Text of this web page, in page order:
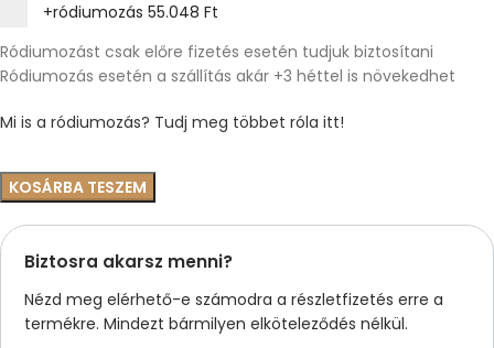
+ródiumozás 55.048 Ft
Ródiumozást csak előre fizetés esetén tudjuk biztosítani
Ródiumozás esetén a szállítás akár +3 héttel is növekedhet
Mi is a ródiumozás? Tudj meg többet róla itt!
KOSÁRBA TESZEM
Biztosra akarsz menni?
Nézd meg elérhető-e számodra a részletfizetés erre a
termékre. Mindezt bármilyen elköteleződés nélkül.